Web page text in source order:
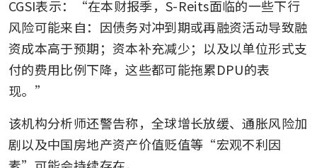
CGSI表示：“在本财报季，S-Reits面临的一些下行
风险可能来自：因债务对冲到期或再融资活动导致融
资成本高于预期；资本补充减少；以及以单位形式支
付的费用比例下降，这些都可能拖累DPU的表
现。”
该机构分析师还警告称，全球增长放缓、通胀风险加
剧以及中国房地产资产价值贬值等“宏观不利因